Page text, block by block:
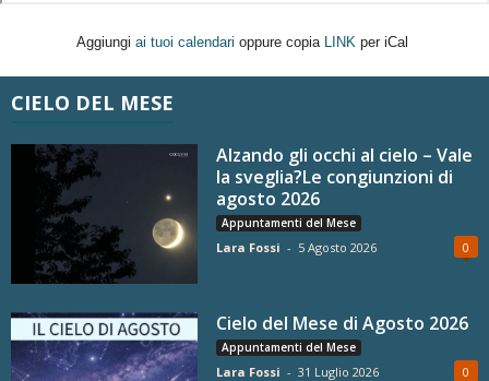
Aggiungi ai tuoi calendari oppure copia LINK per iCal
CIELO DEL MESE
Alzando gli occhi al cielo – Vale
la sveglia?Le congiunzioni di
agosto 2026
Appuntamenti del Mese
Lara Fossi - 5 Agosto 2026 0
Cielo del Mese di Agosto 2026
Appuntamenti del Mese
Lara Fossi - 31 Luglio 2026 0